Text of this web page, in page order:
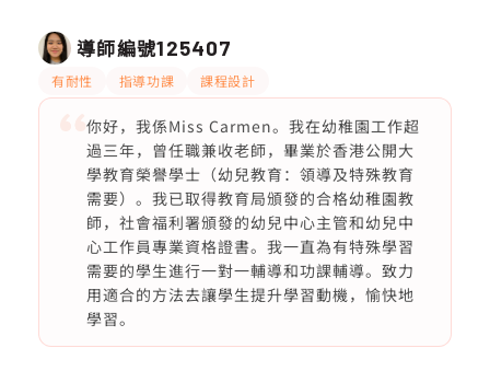
導師編號125407
有耐性 指導功課 課程設計
你好，我係Miss Carmen。我在幼稚園工作超
過三年，曾任職兼收老師，畢業於香港公開大
學教育榮譽學士（幼兒教育：領導及特殊教育
需要）。我已取得教育局頒發的合格幼稚園教
師，社會福利署頒發的幼兒中心主管和幼兒中
心工作員專業資格證書。我一直為有特殊學習
需要的學生進行一對一輔導和功課輔導。致力
用適合的方法去讓學生提升學習動機，愉快地
學習。